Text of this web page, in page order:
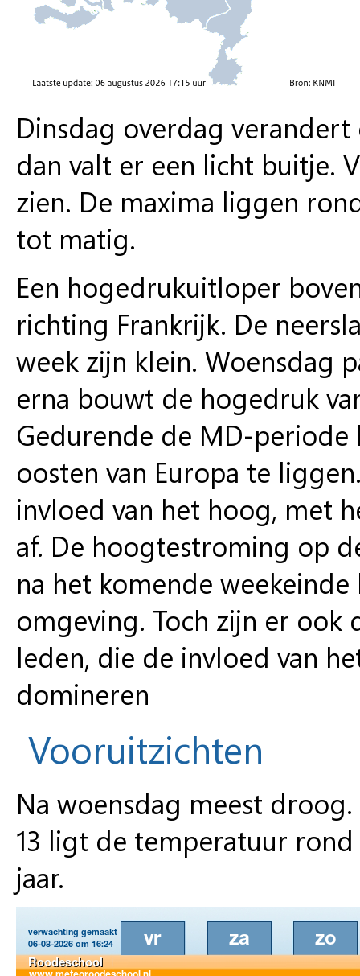
Dinsdag overdag
dan valt er een licht buitje.
zien. De maxima liggen
tot matig.
Een hogedrukuitloper
richting Frankrijk. De
week zijn klein. Woensdag
erna bouwt de hogedruk
Gedurende de MD-
oosten van Europa te
invloed van het hoog, met
af. De hoogtestroming op
na het komende
omgeving. Toch zijn er ook
leden, die de invloed van
domineren
Vooruitzichten
Na woensdag meest
13 ligt de temperatuur
jaar.